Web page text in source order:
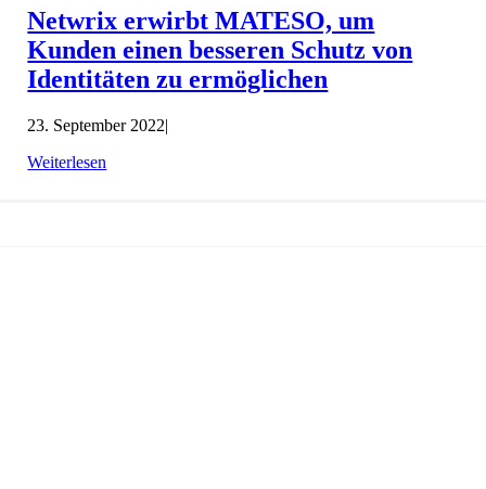
Netwrix erwirbt MATESO, um
Kunden einen besseren Schutz von
Identitäten zu ermöglichen
23. September 2022|
Weiterlesen